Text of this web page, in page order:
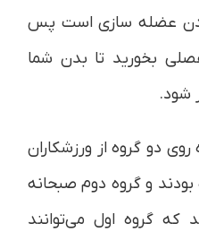
عضله سازی است پس
بخورید تا بدن شما
شود.
دو گروه از ورزشکاران
و گروه دوم صبحانه
گروه اول می‌توانند